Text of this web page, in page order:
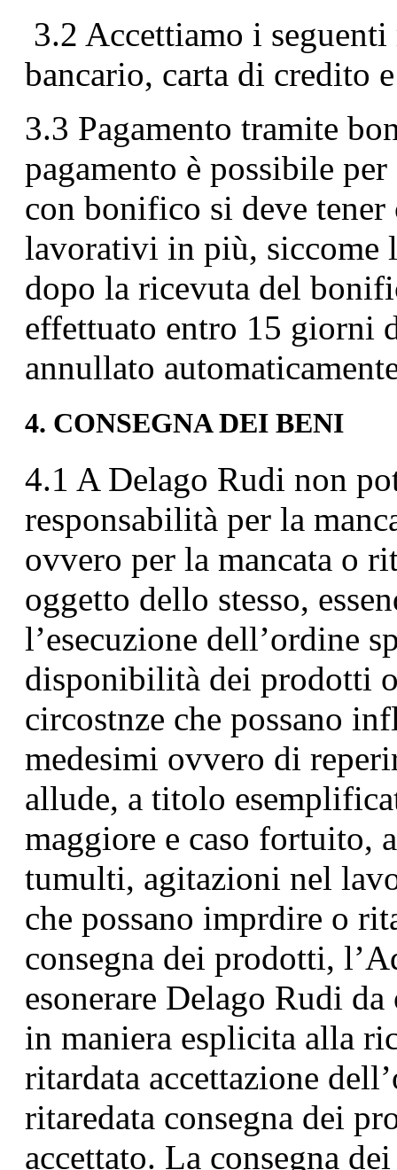
3.2 Accettiamo i
bancario, carta di credito
3.3 Pagamento tramite
pagamento è possibile
con bonifico si deve
lavorativi in più, siccome
dopo la ricevuta del
effettuato entro 15 giorni
annullato
4. CONSEGNA DEI BENI
4.1 A Delago Rudi non
responsabilità per la
ovvero per la mancata o
oggetto dello stesso,
l’esecuzione dell’ordine
disponibilità dei prodotti
circostnze che possano
medesimi ovvero di
allude, a titolo
maggiore e caso fortuito,
tumulti, agitazioni nel
che possano imprdire o
consegna dei prodotti,
esonerare Delago Rudi
in maniera esplicita alla
ritardata accettazione
ritaredata consegna dei
accettato. La consegna